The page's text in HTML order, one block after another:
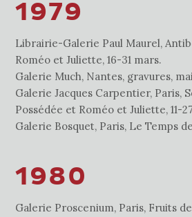
1979
Librairie-Galerie Paul Maurel,
Roméo et Juliette, 16-31 mars.
Galerie Much, Nantes, gravures,
Galerie Jacques Carpentier, Paris,
Possédée et Roméo et Juliette, 11-
Galerie Bosquet, Paris, Le Temps
1980
Galerie Proscenium, Paris, Fruits